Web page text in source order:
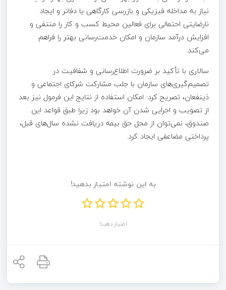
نیاز به مداخله فیزیکی و بازرسی کارگاهی یا دفاتر و ایجاد
نارضایتی‌ احتمالی برای فعالین محیط کسب و کار را منتفی و
افزایش درآمد سازمان و امکان خدمت‌رسانی بهتر را فراهم
می‌کند.
سالاری با تأکید بر ضرورت اطلاع‌رسانی و شفافیت در
تصمیم‌گیری‌های سازمان با جلب مشارکت شرکای اجتماعی و
ذینفعان، تصریح کرد: امکان استفاده از نتایج این فرمول نیز بعد
از تصویب و اجرایی شدن آن خواهد بود زیرا طبق قواعد این
صندوق، نمی‌توان از محل حق بیمه دریافت نشده سال‌های قبل،
پرداختی مضاعفی ایجاد کرد.
به این نوشته امتیاز بدهید!
امتیاز دهید!